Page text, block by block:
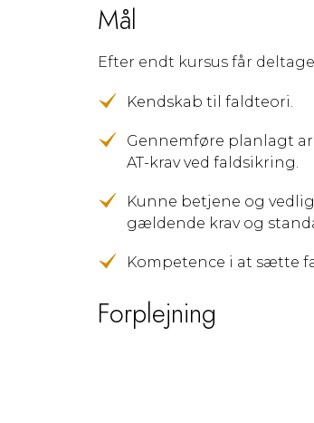
Mål
Efter endt kursus får
Kendskab til faldteori.
Gennemføre planlagt
AT-krav ved faldsikring.
Kunne betjene og
gældende krav og
Kompetence i at sætte
Forplejning